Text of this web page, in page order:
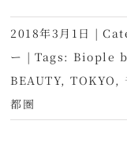
2018年3月1日 |
ー | Tags: Biople
BEAUTY,TOKYO ,
都圏